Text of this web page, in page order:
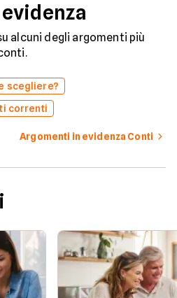
alcuni degli argomenti più
scegliere?
correnti
Argomenti in evidenza Conti